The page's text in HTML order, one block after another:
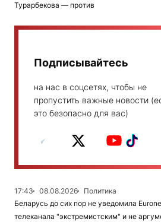
Турарбекова — против
Подписывайтесь
на нас в соцсетях, чтобы не
пропустить важные новости
это безопасно для вас)
17:43 08.08.2026
Политика
Беларусь до сих пор не уведомила
телеканала "экстремистским" и не